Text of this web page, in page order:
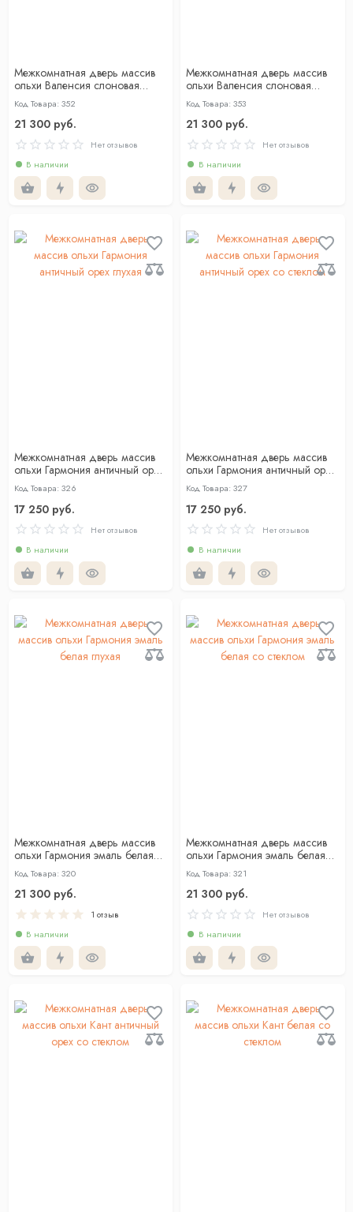
Межкомнатная дверь массив
ольхи Валенсия слоновая
кость глухая
Код Товара: 352
21 300 руб.
Нет отзывов
В наличии
Межкомнатная дверь массив
ольхи Валенсия слоновая
кость со стеклом
Код Товара: 353
21 300 руб.
Нет отзывов
В наличии
Межкомнатная дверь массив
ольхи Гармония античный орех
глухая
Код Товара: 326
17 250 руб.
Нет отзывов
В наличии
Межкомнатная дверь массив
ольхи Гармония античный орех
со стеклом
Код Товара: 327
17 250 руб.
Нет отзывов
В наличии
Межкомнатная дверь массив
ольхи Гармония эмаль белая
глухая
Код Товара: 320
21 300 руб.
1 отзыв
В наличии
Межкомнатная дверь массив
ольхи Гармония эмаль белая
со стеклом
Код Товара: 321
21 300 руб.
Нет отзывов
В наличии